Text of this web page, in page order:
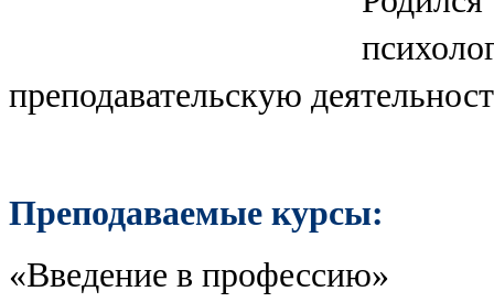
преподавательскую
Преподаваемые курсы:
«Введение в профессию»